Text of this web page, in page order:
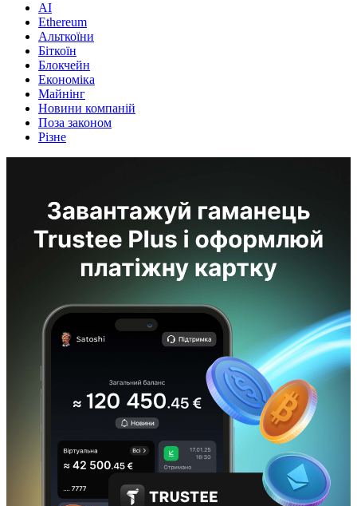
AI
Ethereum
Альткоїни
Біткоїн
Блокчейн
Економіка
Майнінг
Новини компаній
Поза законом
Різне